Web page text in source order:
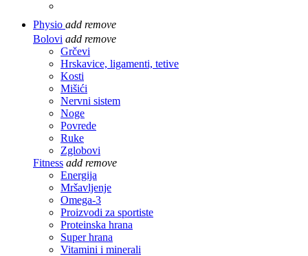
Physio add remove
Bolovi add remove
Grčevi
Hrskavice, ligamenti, tetive
Kosti
Mišići
Nervni sistem
Noge
Povrede
Ruke
Zglobovi
Fitness add remove
Energija
Mršavljenje
Omega-3
Proizvodi za sportiste
Proteinska hrana
Super hrana
Vitamini i minerali